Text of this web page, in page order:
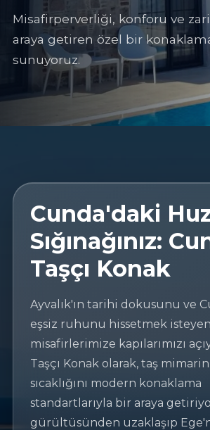
Misafirperverliği, konforu ve
araya getiren özel bir
sunuyoruz.
Cunda'daki
Sığınağınız:
Taşçı Konak
Ayvalık'ın tarihi dokusunu ve
eşsiz ruhunu hissetmek isteyen
misafirlerimize kapılarımızı
Taşçı Konak olarak, taş
sıcaklığını modern konaklama
standartlarıyla bir araya
gürültüsünden uzaklaşıp